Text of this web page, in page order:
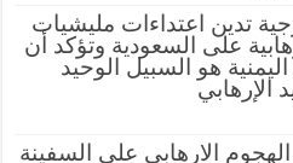
تدين اعتداءات مليشيات
على السعودية وتؤكد أن
هو السبيل الوحيد
الإرهابي
الارهابي على السفينة